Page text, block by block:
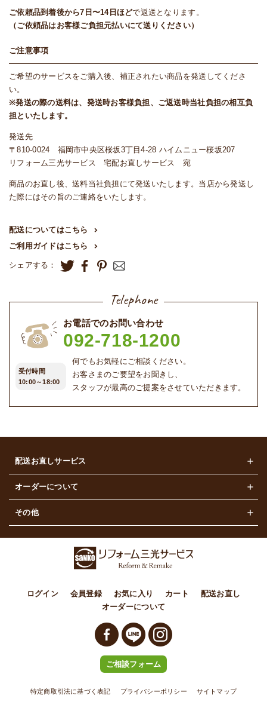
ご依頼品到着後から7日〜14日ほどで返送となります。
（ご依頼品はお客様ご負担元払いにて送りください）
ご注意事項
ご希望のサービスをご購入後、補正されたい商品を発送してくださ
い。
※発送の際の送料は、発送時お客様負担、ご返送時当社負担の相互負
担といたします。
発送先
〒810-0024 福岡市中央区桜坂3丁目4-28 ハイムニュー桜坂207
リフォーム三光サービス 宅配お直しサービス 宛
商品のお直し後、送料当社負担にて発送いたします。当店から発送し
た際にはその旨のご連絡をいたします。
配送についてはこちら
ご利用ガイドはこちら
シェアする：
Telephone
お電話でのお問い合わせ
092-718-1200
受付時間
10:00～18:00
何でもお気軽にご相談ください。
お客さまのご要望をお聞きし、
スタッフが最高のご提案をさせていただきます。
配送お直しサービス
レディース
その他
オーダーについて
オーダー商品の販売
その他
ご利用ガイド
ご相談フォーム
ログイン 会員登録 お気に入り カート
配送お直し
オーダーについて
ご相談フォーム
特定商取引法に基づく表記 プライバシーポリシー サイトマップ